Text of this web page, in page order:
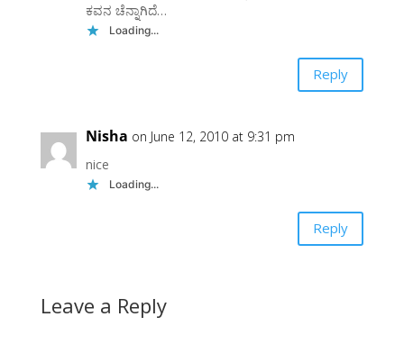
ಕವನ ಚೆನ್ನಾಗಿದೆ…
Loading...
Reply
Nisha on June 12, 2010 at 9:31 pm
nice
Loading...
Reply
Leave a Reply